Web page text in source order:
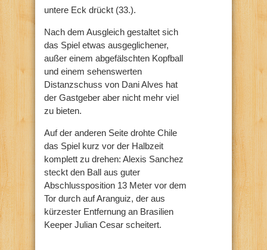
untere Eck drückt (33.).
Nach dem Ausgleich gestaltet sich
das Spiel etwas ausgeglichener,
außer einem abgefälschten Kopfball
und einem sehenswerten
Distanzschuss von Dani Alves hat
der Gastgeber aber nicht mehr viel
zu bieten.
Auf der anderen Seite drohte Chile
das Spiel kurz vor der Halbzeit
komplett zu drehen: Alexis Sanchez
steckt den Ball aus guter
Abschlussposition 13 Meter vor dem
Tor durch auf Aranguiz, der aus
kürzester Entfernung an Brasilien
Keeper Julian Cesar scheitert.